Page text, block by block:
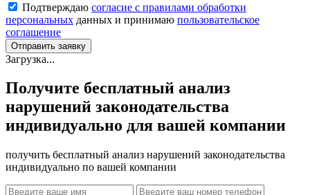
Подтверждаю согласие с правилами обработки
персональных данных и принимаю пользовательское
соглашение
Отправить заявку
Загрузка...
Получите бесплатный анализ
нарушений законодательства
индивидуально для вашей компании
получить бесплатный анализ нарушений законодательства
индивидуально по вашей компании